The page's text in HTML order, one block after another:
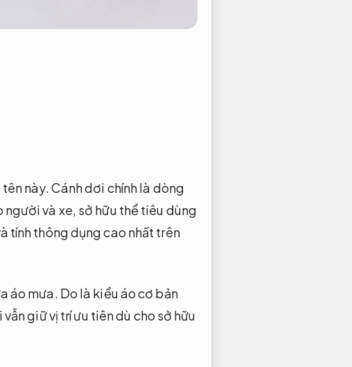
này. Cánh dơi chính là dòng
và xe, sở hữu thể tiêu dùng
tính thông dụng cao nhất trên
áo mưa. Do là kiểu áo cơ bản
giữ vị trí ưu tiên dù cho sở hữu